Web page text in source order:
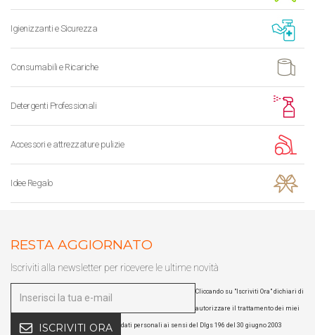
Igienizzanti e Sicurezza
Consumabili e Ricariche
Detergenti Professionali
Accessori e attrezzature pulizie
Idee Regalo
RESTA AGGIORNATO
Iscriviti alla newsletter per ricevere le ultime novità
ISCRIVITI ORA
Cliccando su "Iscriviti Ora" dichiari di
autorizzare il trattamento dei miei
dati personali ai sensi del Dlgs 196 del 30 giugno 2003